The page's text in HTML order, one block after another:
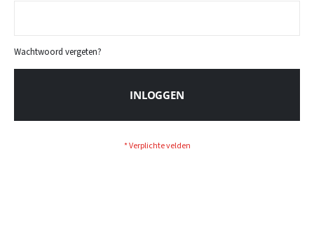
Wachtwoord vergeten?
INLOGGEN